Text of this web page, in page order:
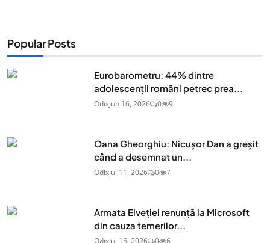
Popular Posts
Eurobarometru: 44% dintre
adolescenţii români petrec prea...
OdixJun 16, 2026 0 9
Oana Gheorghiu: Nicușor Dan a greșit
când a desemnat un...
OdixJul 11, 2026 0 7
Armata Elveției renunță la Microsoft
din cauza temerilor...
OdixJul 15, 2026 0 6